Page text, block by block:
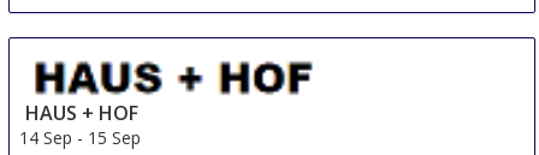
HAUS + HOF
14 Sep - 15 Sep